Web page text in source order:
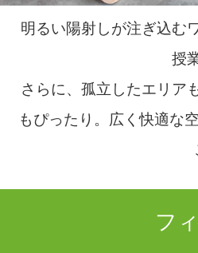
明るい陽射しが注ぎ込む
授
さらに、孤立したエリア
もぴったり。広く快適な
フ